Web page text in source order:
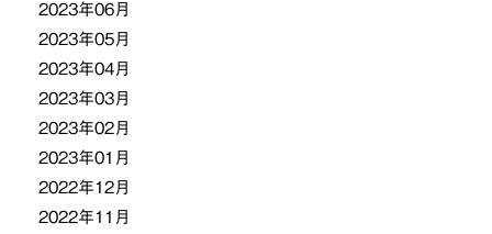
2023年06月
2023年05月
2023年04月
2023年03月
2023年02月
2023年01月
2022年12月
2022年11月